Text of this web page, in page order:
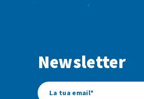
Newsletter